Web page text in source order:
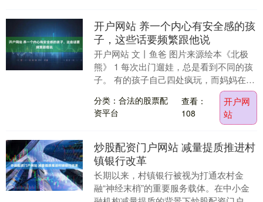
开户网站 养一个内心有安全感的孩
子，这些话要频繁跟他说
开户网站 文丨鱼爸 图片来源绘本《北极
熊》 1 每次出门遛娃，总是看到不同的孩
子。 有的孩子自己四处疯玩，而妈妈在远
远的地方锻炼。 有的孩子却一直要缠着妈
妈才行....
分类：合法的股票配
资平台
查看：
108
开户网
站
炒股配资门户网站 减量提质推进村
镇银行改革
长期以来，村镇银行被视为打通农村金
融“神经末梢”的重要服务载体。在中小金